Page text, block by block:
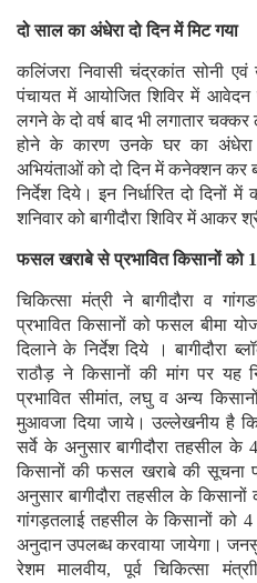
दो साल का अंधेरा दो दिन में मिट गया
कलिंजरा निवासी चंद्रकांत सोनी
पंचायत में आयोजित शिविर में आवेदन
लगने के दो वर्ष बाद भी लगातार
होने के कारण उनके घर का अंधेरा
अभियंताओं को दो दिन में कनेक्शन कर
निर्देश दिये। इन निर्धारित दो दिनों
शनिवार को बागीदौरा शिविर में आकर
फसल खराबे से प्रभावित किसानों को
चिकित्सा मंत्री ने बागीदौरा व
प्रभावित किसानों को फसल बीमा
दिलाने के निर्देश दिये । बागीदौरा
राठौड़ ने किसानों की मांग पर यह
प्रभावित सीमांत, लघु व अन्य
मुआवजा दिया जाये। उल्लेखनीय है कि
सर्वे के अनुसार बागीदौरा तहसील
किसानों की फसल खराबे की सूचना
अनुसार बागीदौरा तहसील के
गांगड़तलाई तहसील के किसानों को
अनुदान उपलब्ध करवाया जायेगा।
रेशम मालवीय, पूर्व चिकित्सा